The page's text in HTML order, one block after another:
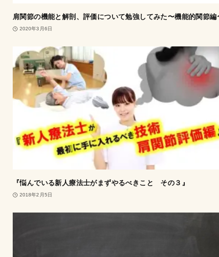
肩関節の機能と解剖、評価について勉強してみた〜機能的関節
2020年3月6日
『悩んでいる新人療法士がまずやるべきこと その３』
2018年2月5日